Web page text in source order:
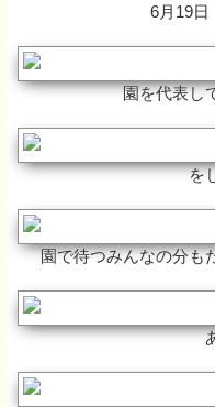
6月19
園を代表し
を
園で待つみんなの分も